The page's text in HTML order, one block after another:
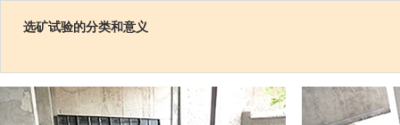
选矿试验的分类和意义